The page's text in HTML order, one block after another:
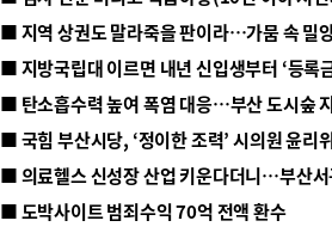
■ 지방국립대 이르면 내년 신입생부터 ‘등록
■ 탄소흡수력 높여 폭염 대응…부산 도시숲
■ 의료헬스 신성장 산업 키운다더니…부산서
■ 도박사이트 범죄수익 70억 전액 환수